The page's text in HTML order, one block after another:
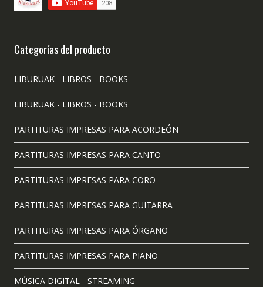
Categorías del producto
LIBURUAK - LIBROS - BOOKS
LIBURUAK - LIBROS - BOOKS
PARTITURAS IMPRESAS PARA ACORDEÓN
PARTITURAS IMPRESAS PARA CANTO
PARTITURAS IMPRESAS PARA CORO
PARTITURAS IMPRESAS PARA GUITARRA
PARTITURAS IMPRESAS PARA ÓRGANO
PARTITURAS IMPRESAS PARA PIANO
MÚSICA DIGITAL - STREAMING